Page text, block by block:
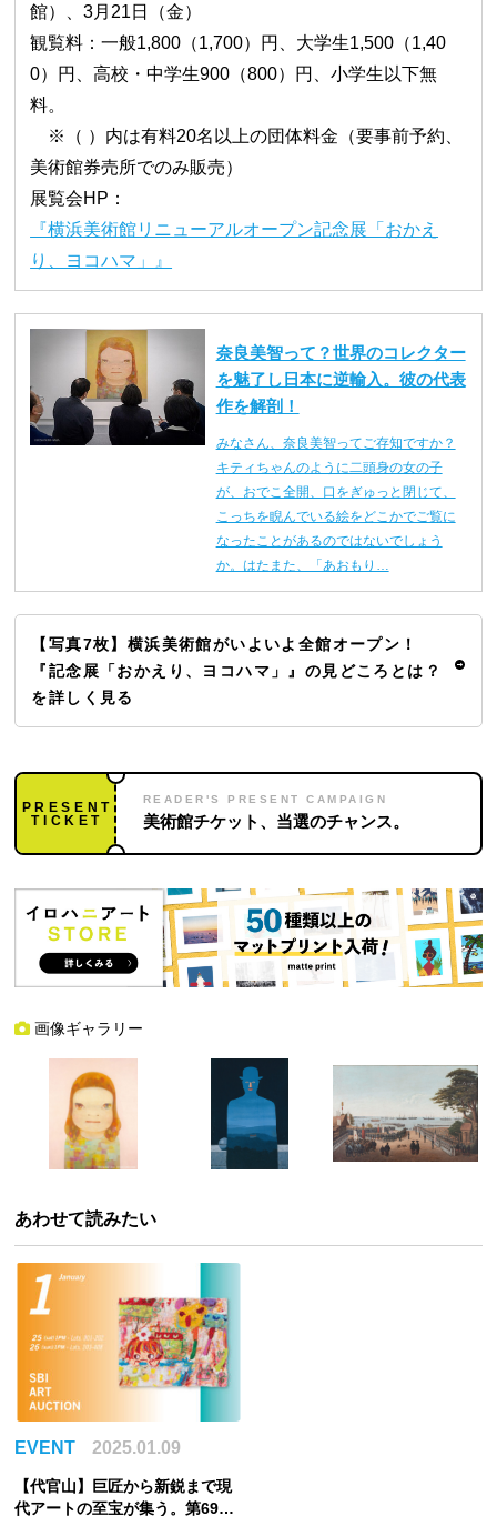
館）、3月21日（金）
観覧料：一般1,800（1,700）円、大学生1,500（1,40
0）円、高校・中学生900（800）円、小学生以下無
料。
※（ ）内は有料20名以上の団体料金（要事前予約、
美術館券売所でのみ販売）
展覧会HP：
『横浜美術館リニューアルオープン記念展「おかえ
り、ヨコハマ」』
奈良美智って？世界のコレクター
を魅了し日本に逆輸入。彼の代表
作を解剖！
みなさん、奈良美智ってご存知ですか？
キティちゃんのように二頭身の女の子
が、おでこ全開、口をぎゅっと閉じて、
こっちを睨んでいる絵をどこかでご覧に
なったことがあるのではないでしょう
か。はたまた、「あおもり…
【写真7枚】横浜美術館がいよいよ全館オープン！
『記念展「おかえり、ヨコハマ」』の見どころとは？
を詳しく見る
PRESENT
TICKET
READER'S PRESENT CAMPAIGN
美術館チケット、当選のチャンス。
画像ギャラリー
あわせて読みたい
EVENT 2025.01.09
【代官山】巨匠から新鋭まで現
代アートの至宝が集う。第69回